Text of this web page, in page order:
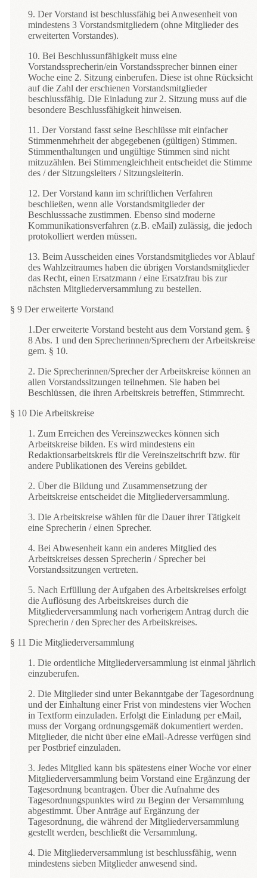
9. Der Vorstand ist beschlussfähig bei Anwesenheit von
mindestens 3 Vorstandsmitgliedern (ohne Mitglieder des
erweiterten Vorstandes).
10. Bei Beschlussunfähigkeit muss eine
Vorstandssprecherin/ein Vorstandssprecher binnen einer
Woche eine 2. Sitzung einberufen. Diese ist ohne Rücksicht
auf die Zahl der erschienen Vorstandsmitglieder
beschlussfähig. Die Einladung zur 2. Sitzung muss auf die
besondere Beschlussfähigkeit hinweisen.
11. Der Vorstand fasst seine Beschlüsse mit einfacher
Stimmenmehrheit der abgegebenen (gültigen) Stimmen.
Stimmenthaltungen und ungültige Stimmen sind nicht
mitzuzählen. Bei Stimmengleichheit entscheidet die Stimme
des / der Sitzungsleiters / Sitzungsleiterin.
12. Der Vorstand kann im schriftlichen Verfahren
beschließen, wenn alle Vorstandsmitglieder der
Beschlusssache zustimmen. Ebenso sind moderne
Kommunikationsverfahren (z.B. eMail) zulässig, die jedoch
protokolliert werden müssen.
13. Beim Ausscheiden eines Vorstandsmitgliedes vor Ablauf
des Wahlzeitraumes haben die übrigen Vorstandsmitglieder
das Recht, einen Ersatzmann / eine Ersatzfrau bis zur
nächsten Mitgliederversammlung zu bestellen.
§ 9 Der erweiterte Vorstand
1.Der erweiterte Vorstand besteht aus dem Vorstand gem. §
8 Abs. 1 und den Sprecherinnen/Sprechern der Arbeitskreise
gem. § 10.
2. Die Sprecherinnen/Sprecher der Arbeitskreise können an
allen Vorstandssitzungen teilnehmen. Sie haben bei
Beschlüssen, die ihren Arbeitskreis betreffen, Stimmrecht.
§ 10 Die Arbeitskreise
1. Zum Erreichen des Vereinszweckes können sich
Arbeitskreise bilden. Es wird mindestens ein
Redaktionsarbeitskreis für die Vereinszeitschrift bzw. für
andere Publikationen des Vereins gebildet.
2. Über die Bildung und Zusammensetzung der
Arbeitskreise entscheidet die Mitgliederversammlung.
3. Die Arbeitskreise wählen für die Dauer ihrer Tätigkeit
eine Sprecherin / einen Sprecher.
4. Bei Abwesenheit kann ein anderes Mitglied des
Arbeitskreises dessen Sprecherin / Sprecher bei
Vorstandssitzungen vertreten.
5. Nach Erfüllung der Aufgaben des Arbeitskreises erfolgt
die Auflösung des Arbeitskreises durch die
Mitgliederversammlung nach vorherigem Antrag durch die
Sprecherin / den Sprecher des Arbeitskreises.
§ 11 Die Mitgliederversammlung
1. Die ordentliche Mitgliederversammlung ist einmal jährlich
einzuberufen.
2. Die Mitglieder sind unter Bekanntgabe der Tagesordnung
und der Einhaltung einer Frist von mindestens vier Wochen
in Textform einzuladen. Erfolgt die Einladung per eMail,
muss der Vorgang ordnungsgemäß dokumentiert werden.
Mitglieder, die nicht über eine eMail-Adresse verfügen sind
per Postbrief einzuladen.
3. Jedes Mitglied kann bis spätestens einer Woche vor einer
Mitgliederversammlung beim Vorstand eine Ergänzung der
Tagesordnung beantragen. Über die Aufnahme des
Tagesordnungspunktes wird zu Beginn der Versammlung
abgestimmt. Über Anträge auf Ergänzung der
Tagesordnung, die während der Mitgliederversammlung
gestellt werden, beschließt die Versammlung.
4. Die Mitgliederversammlung ist beschlussfähig, wenn
mindestens sieben Mitglieder anwesend sind.